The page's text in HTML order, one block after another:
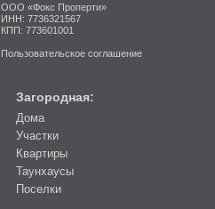
ООО «Фокс Проперти»
ИНН: 7736321567
КПП: 773601001
Пользовательское соглашение
Загородная:
Дома
Участки
Квартиры
Таунхаусы
Поселки